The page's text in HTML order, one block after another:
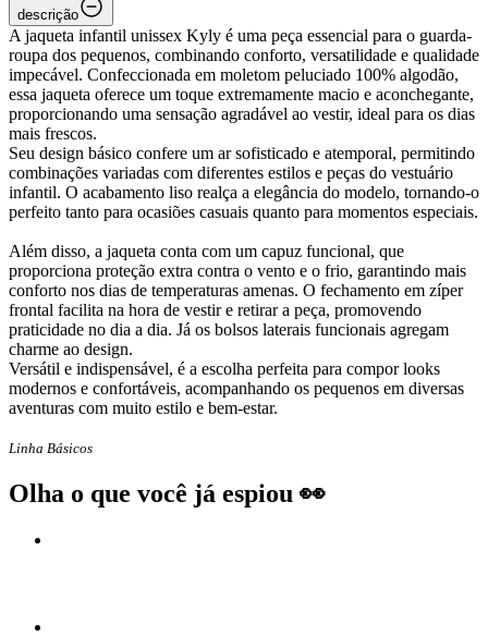
descrição
A jaqueta infantil unissex Kyly é uma peça essencial para o guarda-
roupa dos pequenos, combinando conforto, versatilidade e qualidade
impecável. Confeccionada em moletom peluciado 100% algodão,
essa jaqueta oferece um toque extremamente macio e aconchegante,
proporcionando uma sensação agradável ao vestir, ideal para os dias
mais frescos.
Seu design básico confere um ar sofisticado e atemporal, permitindo
combinações variadas com diferentes estilos e peças do vestuário
infantil. O acabamento liso realça a elegância do modelo, tornando-o
perfeito tanto para ocasiões casuais quanto para momentos especiais.
Além disso, a jaqueta conta com um capuz funcional, que
proporciona proteção extra contra o vento e o frio, garantindo mais
conforto nos dias de temperaturas amenas. O fechamento em zíper
frontal facilita na hora de vestir e retirar a peça, promovendo
praticidade no dia a dia. Já os bolsos laterais funcionais agregam
charme ao design.
Versátil e indispensável, é a escolha perfeita para compor looks
modernos e confortáveis, acompanhando os pequenos em diversas
aventuras com muito estilo e bem-estar.
Linha Básicos
Olha o que você já espiou 👀